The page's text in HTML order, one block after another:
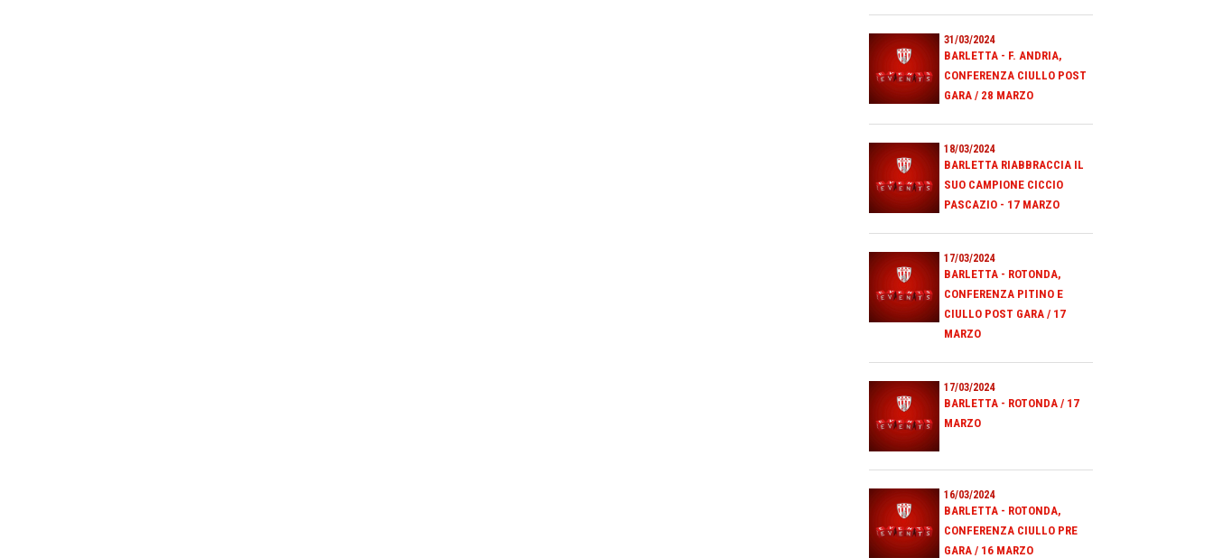
31/03/2024
BARLETTA - F. ANDRIA,
CONFERENZA CIULLO POST
GARA / 28 MARZO
18/03/2024
BARLETTA RIABBRACCIA IL
SUO CAMPIONE CICCIO
PASCAZIO - 17 MARZO
17/03/2024
BARLETTA - ROTONDA,
CONFERENZA PITINO E
CIULLO POST GARA / 17
MARZO
17/03/2024
BARLETTA - ROTONDA / 17
MARZO
16/03/2024
BARLETTA - ROTONDA,
CONFERENZA CIULLO PRE
GARA / 16 MARZO